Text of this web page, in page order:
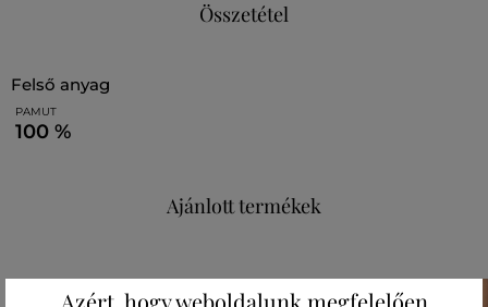
Összetétel
felső anyag
PAMUT
100 %
Ajánlott termékek
Azért, hogy weboldalunk megfelelően